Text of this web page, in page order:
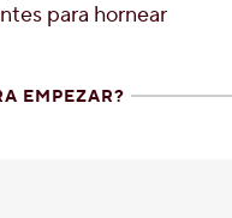
para hornear
EMPEZAR?